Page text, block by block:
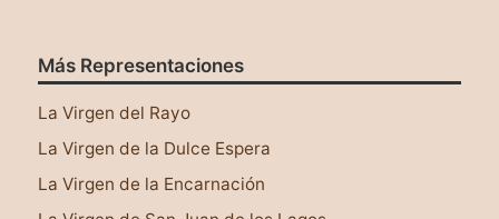
Más Representaciones
La Virgen del Rayo
La Virgen de la Dulce Espera
La Virgen de la Encarnación
Este sitio web utiliza cookies para asegurar que
Leer más
¡Lo tengo!